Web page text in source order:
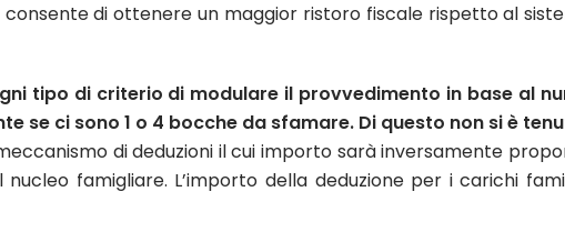
di ottenere un maggior ristoro fiscale rispetto al
tipo di criterio di modulare il provvedimento in base al
se ci sono 1 o 4 bocche da sfamare. Di questo non si è
di deduzioni il cui importo sarà inversamente
famigliare. L’importo della deduzione per i carichi